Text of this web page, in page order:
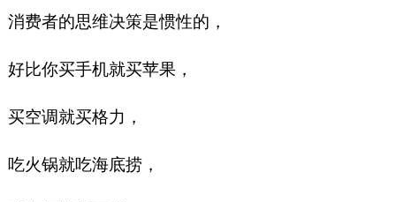
消费者的思维决策是惯性的，
好比你买手机就买苹果，
买空调就买格力，
吃火锅就吃海底捞，